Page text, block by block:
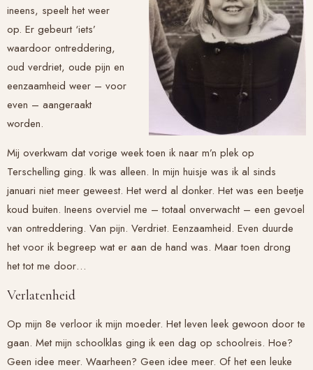
ineens, speelt het weer
op. Er gebeurt ‘iets’
waardoor ontreddering,
oud verdriet, oude pijn en
eenzaamheid weer – voor
even – aangeraakt
worden.
Mij overkwam dat vorige week toen ik naar m’n plek op
Terschelling ging. Ik was alleen. In mijn huisje was ik al sinds
januari niet meer geweest. Het werd al donker. Het was een beetje
koud buiten. Ineens overviel me – totaal onverwacht – een gevoel
van ontreddering. Van pijn. Verdriet. Eenzaamheid. Even duurde
het voor ik begreep wat er aan de hand was. Maar toen drong
het tot me door…
Verlatenheid
Op mijn 8e verloor ik mijn moeder. Het leven leek gewoon door te
gaan. Met mijn schoolklas ging ik een dag op schoolreis. Hoe?
Geen idee meer. Waarheen? Geen idee meer. Of het een leuke